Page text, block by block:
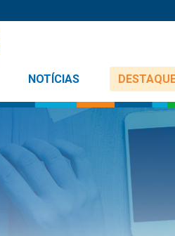
NOTÍCIAS